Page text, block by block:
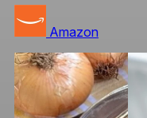
Amazon